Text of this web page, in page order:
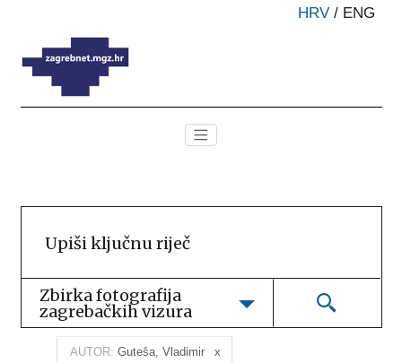
HRV / ENG
Zbirka fotografija
zagrebačkih vizura
AUTOR: Guteša, Vladimir